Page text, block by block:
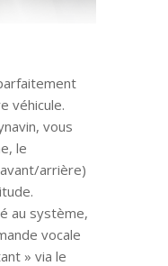
véhicule.
vous
le
arrière)
au système,
vocale
» via le